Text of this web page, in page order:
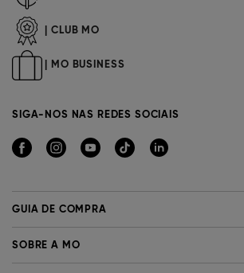
| CLUB MO
| MO BUSINESS
SIGA-NOS NAS REDES SOCIAIS
GUIA DE COMPRA
SOBRE A MO